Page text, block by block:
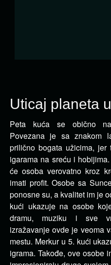
Uticaj planeta
Peta kuća se obično
Povezana je sa znakom
prilično bogata užicima, jer
igarama na sreću i
će osoba verovatno kroz
imati profit. Osobe sa
ponosne su, a kvalitet im je
kući ukazuje na osobe
dramu, muziku i sve
izražavanje ovde je veoma
mestu. Merkur u 5. kući
igrama. Takođe, ove osobe